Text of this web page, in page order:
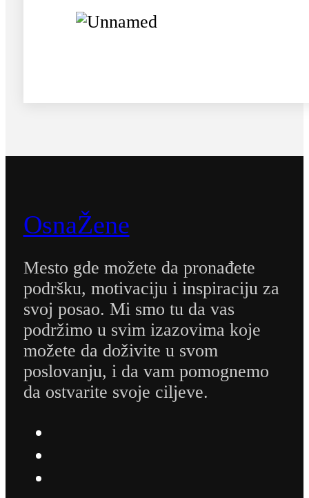
OsnaŽene
Mesto gde možete da pronađete
podršku, motivaciju i inspiraciju za
svoj posao. Mi smo tu da vas
podržimo u svim izazovima koje
možete da doživite u svom
poslovanju, i da vam pomognemo
da ostvarite svoje ciljeve.